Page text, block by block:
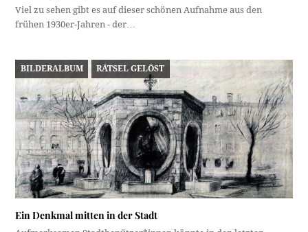
Viel zu sehen gibt es auf dieser schönen Aufnahme aus den
frühen 1930er-Jahren - der…
BILDERALBUM RÄTSEL GELÖST
Ein Denkmal mitten in der Stadt